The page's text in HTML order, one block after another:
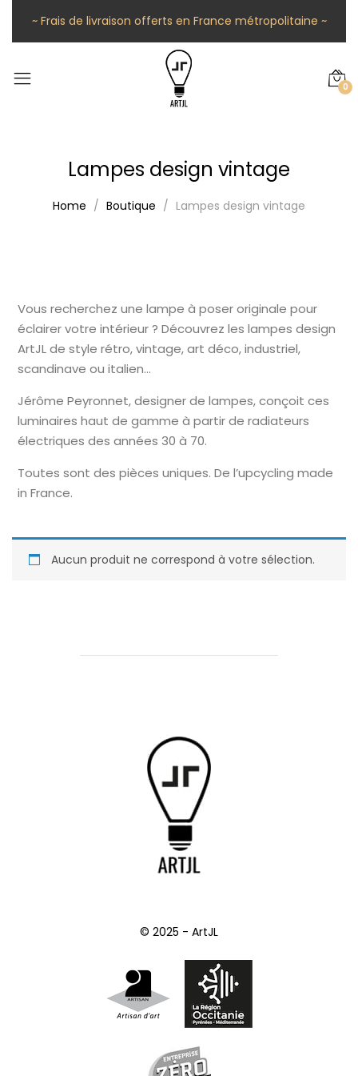
~ Frais de livraison offerts en France métropolitaine ~
0
Lampes design vintage
Home Boutique Lampes design vintage
Vous recherchez une lampe à poser originale pour
éclairer votre intérieur ? Découvrez les lampes design
ArtJL de style rétro, vintage, art déco, industriel,
scandinave ou italien…
Jérôme Peyronnet, designer de lampes, conçoit ces
luminaires haut de gamme à partir de radiateurs
électriques des années 30 à 70.
Toutes sont des pièces uniques. De l’upcycling made
in France.
Aucun produit ne correspond à votre sélection.
© 2025 - ArtJL